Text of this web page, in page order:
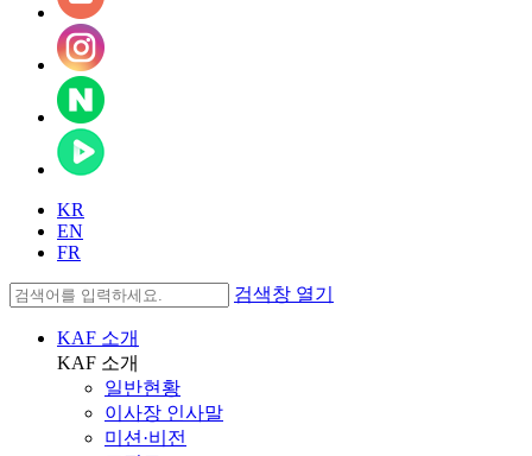
KR
EN
FR
검색창 열기
KAF 소개
KAF 소개
일반현황
이사장 인사말
미션·비전